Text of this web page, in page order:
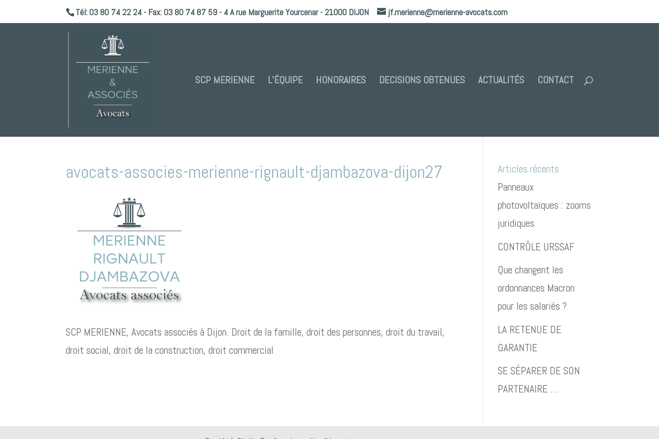
Tél: 03 80 74 22 24 - Fax: 03 80 74 87 59 - 4 A rue Marguerite Yourcenar - 21000 DIJON jf.merienne@merienne-avocats.com
SCP MERIENNE L’ÉQUIPE HONORAIRES DECISIONS OBTENUES ACTUALITÉS CONTACT
avocats-associes-merienne-rignault-djambazova-dijon27
SCP MERIENNE, Avocats associés à Dijon. Droit de la famille, droit des personnes, droit du travail,
droit social, droit de la construction, droit commercial
Articles récents
Panneaux
photovoltaïques : zooms
juridiques
CONTRÔLE URSSAF
Que changent les
ordonnances Macron
pour les salariés ?
LA RETENUE DE
GARANTIE
SE SÉPARER DE SON
PARTENAIRE …